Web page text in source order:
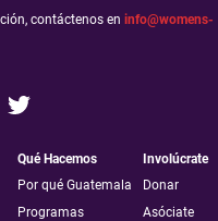
contáctenos en info@womens-
Qué Hacemos
Por qué Guatemala
Programas
Involúcrate
Donar
Asóciate